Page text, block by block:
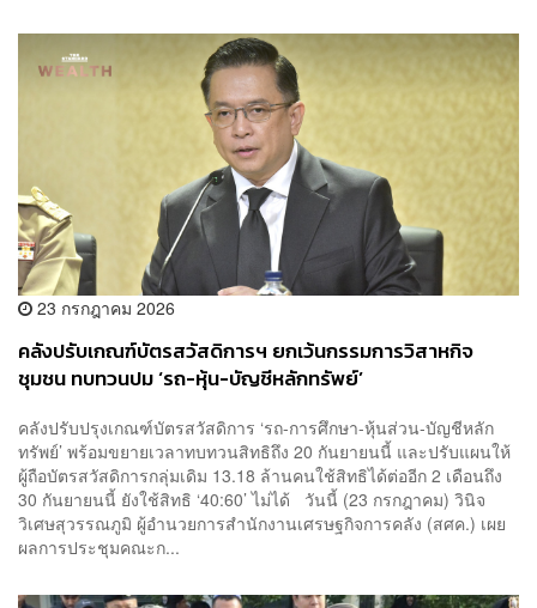
23 กรกฎาคม 2026
คลังปรับเกณฑ์บัตรสวัสดิการฯ ยกเว้นกรรมการวิสาหกิจ
ชุมชน ทบทวนปม ‘รถ-หุ้น-บัญชีหลักทรัพย์’
คลังปรับปรุงเกณฑ์บัตรสวัสดิการ ‘รถ-การศึกษา-หุ้นส่วน-บัญชีหลัก
ทรัพย์’ พร้อมขยายเวลาทบทวนสิทธิถึง 20 กันยายนนี้ และปรับแผนให้
ผู้ถือบัตรสวัสดิการกลุ่มเดิม 13.18 ล้านคนใช้สิทธิได้ต่ออีก 2 เดือนถึง
30 กันยายนนี้ ยังใช้สิทธิ ‘40:60’ ไม่ได้ วันนี้ (23 กรกฎาคม) วินิจ
วิเศษสุวรรณภูมิ ผู้อำนวยการสำนักงานเศรษฐกิจการคลัง (สศค.) เผย
ผลการประชุมคณะก...